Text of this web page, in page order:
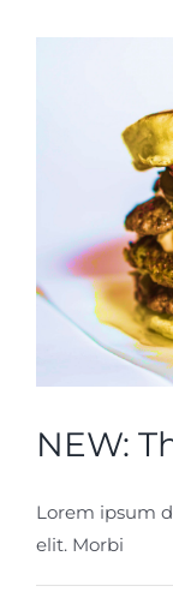
NEW:
Lorem ipsum
elit. Morbi